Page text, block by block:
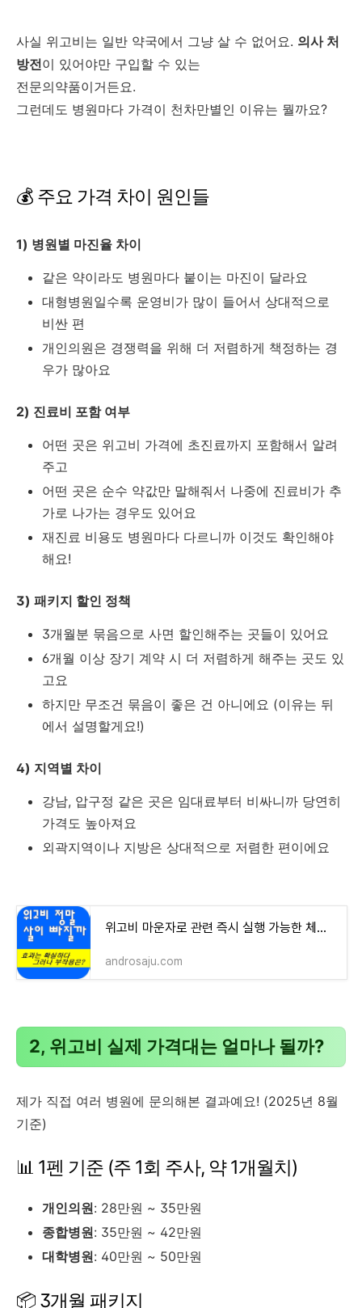
사실 위고비는 일반 약국에서 그냥 살 수 없어요. 의사 처
방전이 있어야만 구입할 수 있는
전문의약품이거든요.
그런데도 병원마다 가격이 천차만별인 이유는 뭘까요?
💰 주요 가격 차이 원인들
1) 병원별 마진율 차이
같은 약이라도 병원마다 붙이는 마진이 달라요
대형병원일수록 운영비가 많이 들어서 상대적으로
비싼 편
개인의원은 경쟁력을 위해 더 저렴하게 책정하는 경
우가 많아요
2) 진료비 포함 여부
어떤 곳은 위고비 가격에 초진료까지 포함해서 알려
주고
어떤 곳은 순수 약값만 말해줘서 나중에 진료비가 추
가로 나가는 경우도 있어요
재진료 비용도 병원마다 다르니까 이것도 확인해야
해요!
3) 패키지 할인 정책
3개월분 묶음으로 사면 할인해주는 곳들이 있어요
6개월 이상 장기 계약 시 더 저렴하게 해주는 곳도 있
고요
하지만 무조건 묶음이 좋은 건 아니에요 (이유는 뒤
에서 설명할게요!)
4) 지역별 차이
강남, 압구정 같은 곳은 임대료부터 비싸니까 당연히
가격도 높아져요
외곽지역이나 지방은 상대적으로 저렴한 편이에요
위고비 마운자로 관련 즉시 실행 가능한 체크리스트
androsaju.com
2, 위고비 실제 가격대는 얼마나 될까?
제가 직접 여러 병원에 문의해본 결과예요! (2025년 8월
기준)
📊 1펜 기준 (주 1회 주사, 약 1개월치)
개인의원: 28만원 ~ 35만원
종합병원: 35만원 ~ 42만원
대학병원: 40만원 ~ 50만원
📦 3개월 패키지